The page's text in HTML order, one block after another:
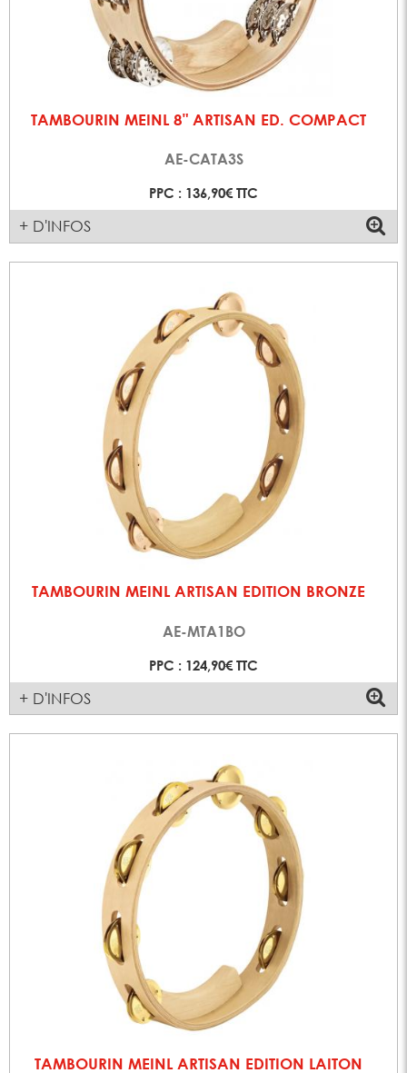
TAMBOURIN MEINL 8" ARTISAN ED. COMPACT
AE-CATA3S
PPC : 136,90€ TTC
+ D'INFOS
TAMBOURIN MEINL ARTISAN EDITION BRONZE
AE-MTA1BO
PPC : 124,90€ TTC
+ D'INFOS
TAMBOURIN MEINL ARTISAN EDITION LAITON